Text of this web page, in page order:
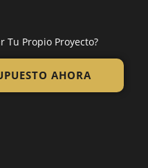
Tu Propio Proyecto?
AHORA